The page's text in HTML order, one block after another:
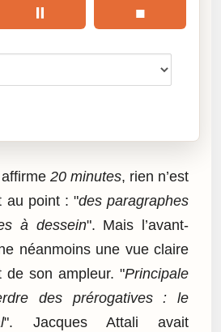
⏸ ■
20 minutes, rien n’est
au point : "des paragraphes
à dessein". Mais l’avant-
néanmoins une vue claire
de son ampleur. "Principale
des prérogatives : le
". Jacques Attali avait